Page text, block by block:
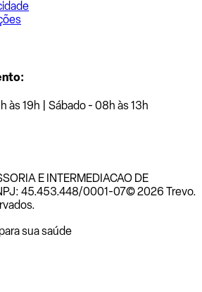
às 19h | Sábado - 08h às 13h
E INTERMEDIACAO DE
45.453.448/0001-07© 2026 Trevo.
sua saúde